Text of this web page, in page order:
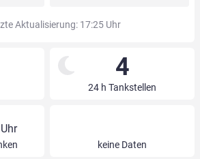
Aktualisierung: 17:25 Uhr
4
24 h Tankstellen
Uhr
keine Daten